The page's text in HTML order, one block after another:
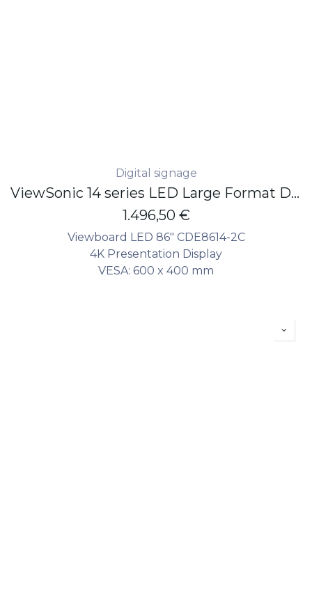
Digital signage
ViewSonic 14 series LED Large Format Display 86" - 4K - 500 nits - 24/7 - non touch
1.496,50€
Viewboard LED 86" CDE8614-2C
4K Presentation Display
VESA: 600 x 400 mm